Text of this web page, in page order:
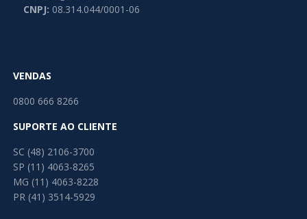
CNPJ: 08.314.044/0001-06
VENDAS
0800 666 8266
SUPORTE AO CLIENTE
SC (48) 2106-3700
SP (11) 4063-8265
MG (11) 4063-8228
PR (41) 3514-5929